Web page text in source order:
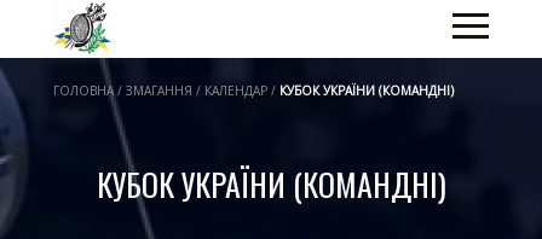
ГОЛОВНА / ЗМАГАННЯ / КАЛЕНДАР / КУБОК УКРАЇНИ (КОМАНДНІ)
КУБОК УКРАЇНИ (КОМАНДНІ)